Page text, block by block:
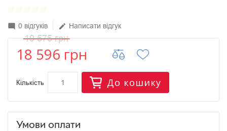
star_border star_border star_border star_border star_border
mode_comment 0 відгуків edit Написати відгук
19 575 грн
18 596 грн
Кількість До кошику
Умови оплати